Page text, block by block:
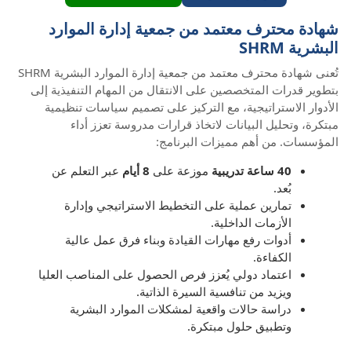
شهادة محترف معتمد من جمعية إدارة الموارد
البشرية SHRM
تُعنى شهادة محترف معتمد من جمعية إدارة الموارد البشرية SHRM
بتطوير قدرات المتخصصين على الانتقال من المهام التنفيذية إلى
الأدوار الاستراتيجية، مع التركيز على تصميم سياسات تنظيمية
مبتكرة، وتحليل البيانات لاتخاذ قرارات مدروسة تعزز أداء
المؤسسات. من أهم مميزات البرنامج:
40 ساعة تدريبية
موزعة على
عبر التعلم عن
بُعد.
تمارين عملية على التخطيط الاستراتيجي وإدارة
الأزمات الداخلية.
أدوات رفع مهارات القيادة وبناء فرق عمل عالية
الكفاءة.
اعتماد دولي يُعزز فرص الحصول على المناصب العليا
ويزيد من تنافسية السيرة الذاتية.
دراسة حالات واقعية لمشكلات الموارد البشرية
وتطبيق حلول مبتكرة.